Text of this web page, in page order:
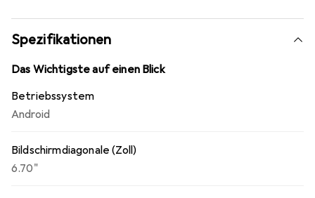
Rückkamera mit einer herausragenden Auflösung von 200
MP ermöglicht es, atemberaubende Fotos in hoher
Detailgenauigkeit aufzunehmen. Zudem bietet das
Smartphone eine Dual-SIM-Funktionalität, die Flexibilität
Mit einer Akkukapazität von 5000 mAh und der Super
VOOC-Ladetechnologie ist das Gerät darauf ausgelegt,
Spezifikationen
Das Wichtigste auf einen Blick
Betriebssystem
Android
Bildschirmdiagonale (Zoll)
6.70"